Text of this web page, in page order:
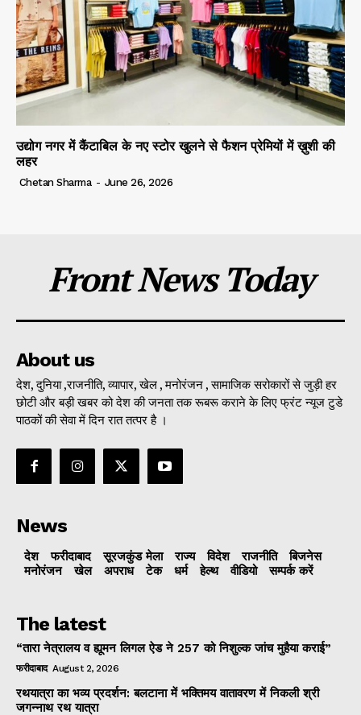
उद्योग नगर में कैंटाबिल के नए स्टोर खुलने से फैशन प्रेमियों में ख़ुशी की
लहर
Chetan Sharma - June 26, 2026
Front News Today
About us
देश, दुनिया ,राजनीति, व्यापार, खेल , मनोरंजन , सामाजिक सरोकारों से जुड़ी हर
छोटी और बड़ी खबर को देश की जनता तक रूबरू कराने के लिए फ्रंट न्यूज टुडे
पाठकों की सेवा में दिन रात तत्पर है ।
News
देश फरीदाबाद सूरजकुंड मेला राज्‍य विदेश राजनीति
बिजनेस
मनोरंजन
खेल अपराध टेक धर्म हेल्थ वीडियो सम्पर्क करें
The latest
“तारा नेत्रालय व ह्यूमन लिगल ऐड ने 257 को निशुल्क जांच मुहैया कराई”
फरीदाबाद August 2, 2026
रथयात्रा का भव्य प्रदर्शन: बलटाना में भक्तिमय वातावरण में निकली श्री
जगन्नाथ रथ यात्रा